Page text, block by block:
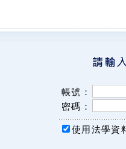
帳號：
密碼：
使用法學資